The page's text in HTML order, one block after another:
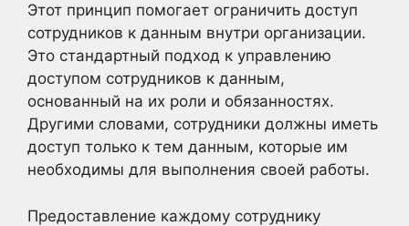
Этот принцип помогает ограничить доступ
сотрудников к данным внутри организации.
Это стандартный подход к управлению
доступом сотрудников к данным,
основанный на их роли и обязанностях.
Другими словами, сотрудники должны иметь
доступ только к тем данным, которые им
необходимы для выполнения своей работы.
Предоставление каждому сотруднику